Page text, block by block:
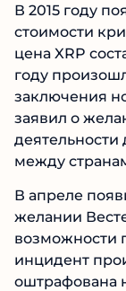
В 2015 году
стоимости
цена XRP
году
заключения
заявил о
между
В апреле
желании
возможности
инцидент
оштрафована